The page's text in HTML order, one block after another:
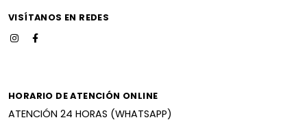
VISÍTANOS EN REDES
HORARIO DE ATENCIÓN ONLINE
ATENCIÓN 24 HORAS (WHATSAPP)